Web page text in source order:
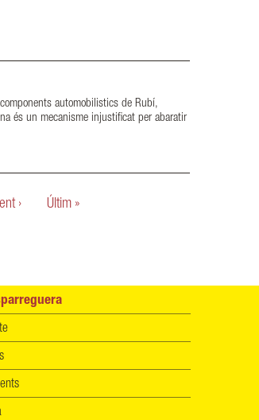
automobilistics de Rubí,
és un mecanisme injustificat per abaratir
› Últim »